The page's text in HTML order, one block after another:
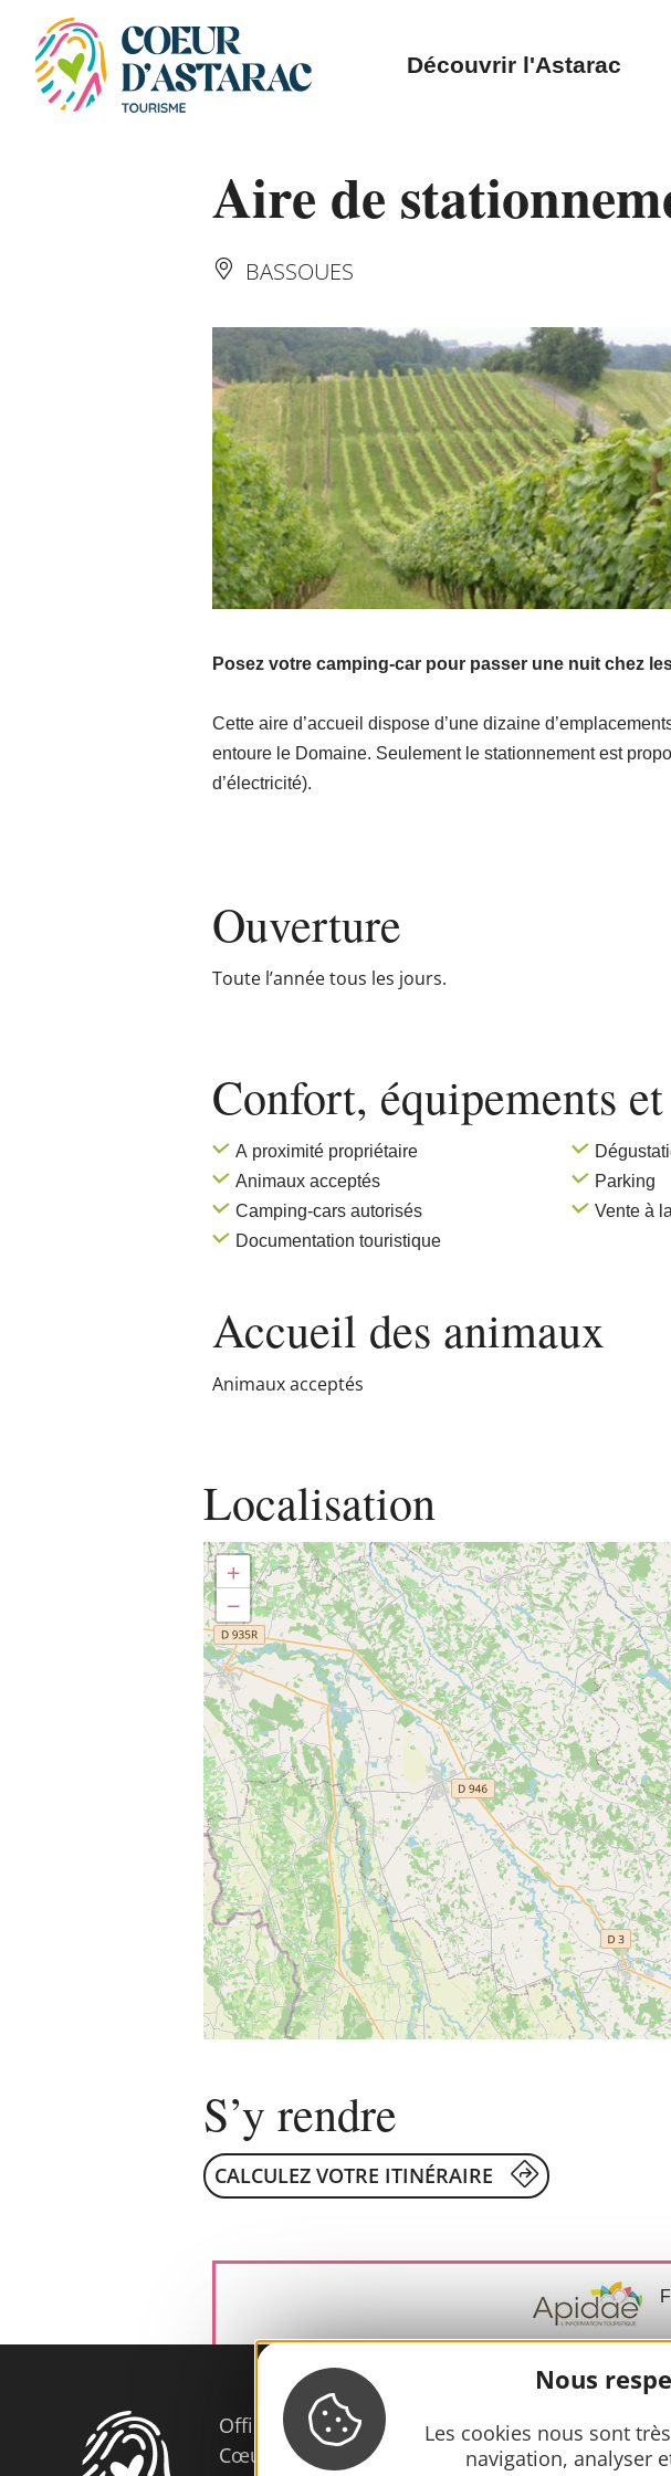
Panneau de gestion des cookies
Nous
Les cookies nous sont
navigation, analyser
Découvrir l'Astarac
Aire de
BASSOUES
Posez votre camping-car pour passer une nuit chez
Cette aire d’accueil dispose d’une dizaine
entoure le Domaine. Seulement le stationnement est
d’électricité).
Ouverture
Toute l’année tous les jours.
Confort, équipements
A proximité propriétaire
Animaux acceptés
Camping-cars autorisés
Documentation touristique
Parking
Vente à
Accueil des animaux
Animaux acceptés
Localisation
+
−
S’y rendre
CALCULEZ VOTRE ITINÉRAIRE
Office de Tourisme
Cœur d’Astarac en Gascogne